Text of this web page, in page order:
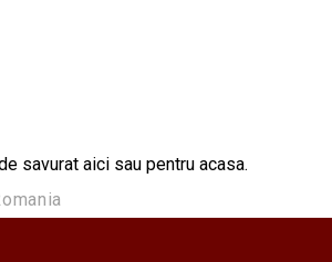
savurat aici sau pentru acasa.